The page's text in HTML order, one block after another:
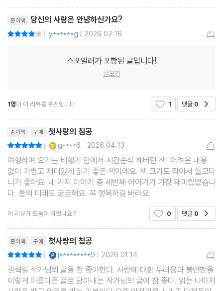
종이책 당신의 사랑은 안녕하신가요?
| y******g | 2026.07.18
스포일러가 포함된 글입니다!
글보기
1명이 이 리뷰를 추천합니다. 1 댓글 0
종이책 구매 첫사랑의 침공
| g****6 | 2026.04.13
여행하며 오가는 비행기 안에서 시간순삭 해버린 책! 어려운 내용
없이 가볍고 재미있게 읽기 좋은 책이에요. 책 크기도 작아서 들고다
니기 좋아요. 네 가지 이야기 중 세번째 이야기가 가장 재미있었습니
다. 둘의 미래도 궁금해요. 꼭 행복하길 바라요.
이 리뷰가 도움이 되었나요? 0 댓글 0
종이책 구매 첫사랑의 침공
| j*********9 | 2026.01.14
권혁일 작가님의 글을 참 좋아한다. 사랑에 대한 두려움과 불안함을
이렇게 아름다운 글로 담아내는 작가님의 글이 참 좋다. 읽는 나마저